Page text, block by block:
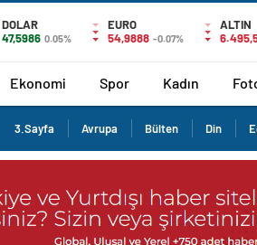
DOLAR
47,5986 0.05%
EURO
54,9888 -0.07%
ALTIN
Ekonomi Spor Kadın
3.Sayfa Avrupa Bülten Din